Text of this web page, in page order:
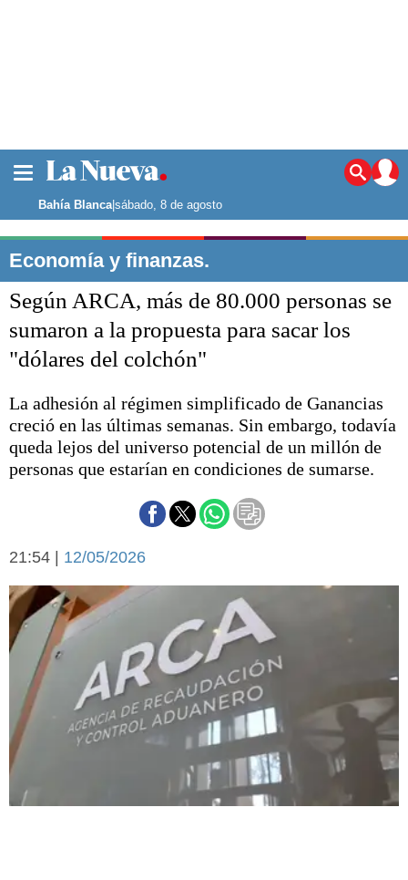
Noticias
La ciudad
Punta Alta
El país
El mundo
Opinión
Escenario Olímpico
Liga del Sur
Básquetbol
Fútbol
Federal A
Cines
Economía y campo
Sociedad y tiempo
libre
Sociedad
Tecnología
Turismo
Salud
Es viral
El tiempo
Clasificados
Bahía Blanca|sábado, 8 de agosto
Economía y finanzas.
Según ARCA, más de 80.000 personas se
sumaron a la propuesta para sacar los
"dólares del colchón"
La adhesión al régimen simplificado de Ganancias
creció en las últimas semanas. Sin embargo, todavía
queda lejos del universo potencial de un millón de
personas que estarían en condiciones de sumarse.
21:54 | 12/05/2026